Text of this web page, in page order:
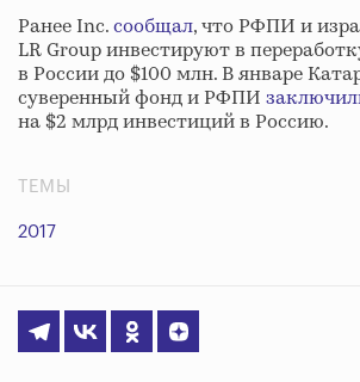
Ранее Inc.сообщал, что РФПИ и
LR Group инвестируют в
в России до $100 млн. В январе
суверенный фонд и РФПИ
на $2 млрд инвестиций в Россию.
ТЕМЫ
2017